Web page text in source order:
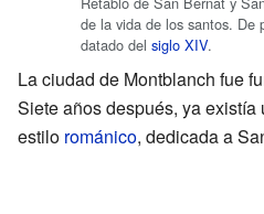
de la vida de los santos. De
datado del siglo XIV.
La ciudad de Montblanch fue
Siete años después, ya
estilo románico, dedicada a